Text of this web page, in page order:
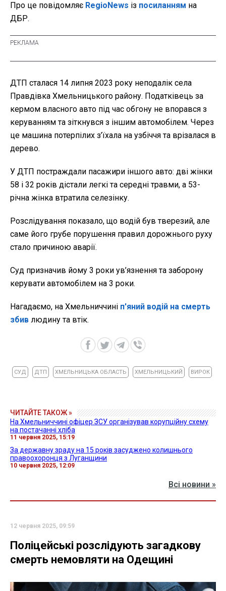
Про це повідомляє RegioNews із посиланням на
ДБР.
ДТП сталася 14 липня 2023 року неподалік села
Правдівка Хмельницького району. Податківець за
кермом власного авто під час обгону не впорався з
керуванням та зіткнувся з іншим автомобілем. Через
це машина потерпілих з’їхала на узбіччя та врізалася в
дерево.
У ДТП постраждали пасажири іншого авто: дві жінки
58 і 32 років дістали легкі та середні травми, а 53-
річна жінка втратила селезінку.
Розслідування показало, що водій був тверезий, але
саме його грубе порушення правил дорожнього руху
стало причиною аварії.
Суд призначив йому 3 роки ув’язнення та заборону
керувати автомобілем на 3 роки.
Нагадаємо, на Хмельниччині п'яний водій на смерть
збив людину та втік.
СУД ДТП ХМЕЛЬНИЦЬКА ОБЛАСТЬ ХМЕЛЬНИЦЬКИЙ ВИРОК
ЧИТАЙТЕ ТАКОЖ »
На Хмельниччині офіцер ЗСУ організував корупційну схему
на постачанні хліба
11 червня 2025, 15:19
За державну зраду на 15 років засуджено колишнього
правоохоронця з Луганщини
10 червня 2025, 12:09
Всі новини »
12 червня 2025, 09:59
Поліцейські розслідують загадкову
смерть немовляти на Одещині